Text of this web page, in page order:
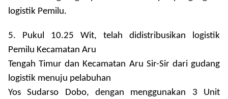
logistik Pemilu.
5. Pukul 10.25 Wit, telah didistribusikan logistik
Pemilu Kecamatan Aru
Tengah Timur dan Kecamatan Aru Sir-Sir dari gudang
logistik menuju pelabuhan
Yos Sudarso Dobo, dengan menggunakan 3 Unit